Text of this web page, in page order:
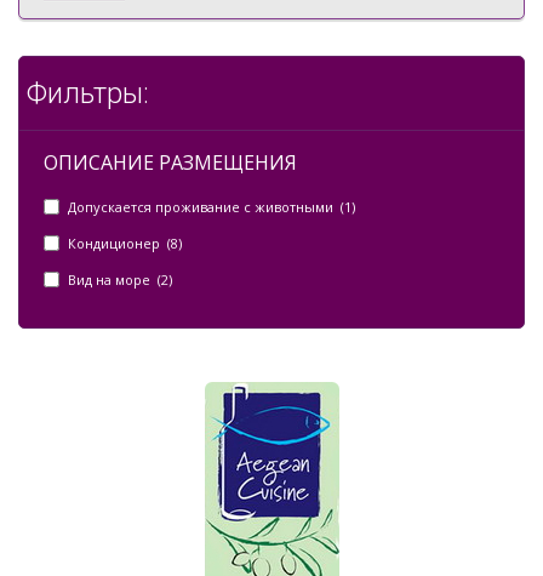
Фильтры:
ОПИСАНИЕ РАЗМЕЩЕНИЯ
Допускается проживание с животными (1)
Кондиционер (8)
Вид на море (2)